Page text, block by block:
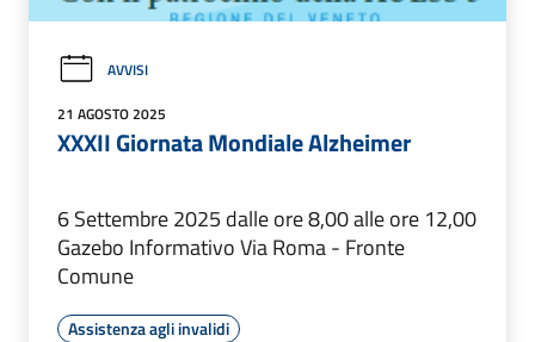
AVVISI
21 AGOSTO 2025
XXXII Giornata Mondiale Alzheimer
6 Settembre 2025 dalle ore 8,00 alle ore 12,00
Gazebo Informativo Via Roma - Fronte
Comune
Assistenza agli invalidi